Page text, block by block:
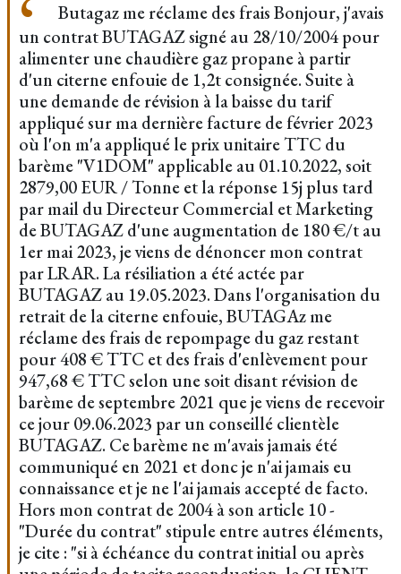
Butagaz me réclame des frais Bonjour, j'avais
un contrat BUTAGAZ signé au 28/10/2004 pour
alimenter une chaudière gaz propane à partir
d'un citerne enfouie de 1,2t consignée. Suite à
une demande de révision à la baisse du tarif
appliqué sur ma dernière facture de février 2023
où l'on m'a appliqué le prix unitaire TTC du
barème "V1DOM" applicable au 01.10.2022, soit
2879,00 EUR / Tonne et la réponse 15j plus tard
par mail du Directeur Commercial et Marketing
de BUTAGAZ d'une augmentation de 180 €/t au
1er mai 2023, je viens de dénoncer mon contrat
par LRAR. La résiliation a été actée par
BUTAGAZ au 19.05.2023. Dans l'organisation du
retrait de la citerne enfouie, BUTAGAz me
réclame des frais de repompage du gaz restant
pour 408 € TTC et des frais d'enlèvement pour
947,68 € TTC selon une soit disant révision de
barème de septembre 2021 que je viens de recevoir
ce jour 09.06.2023 par un conseillé clientèle
BUTAGAZ. Ce barème ne m'avais jamais été
communiqué en 2021 et donc je n'ai jamais eu
connaissance et je ne l'ai jamais accepté de facto.
Hors mon contrat de 2004 à son article 10 -
"Durée du contrat" stipule entre autres éléments,
je cite : "si à échéance du contrat initial ou après